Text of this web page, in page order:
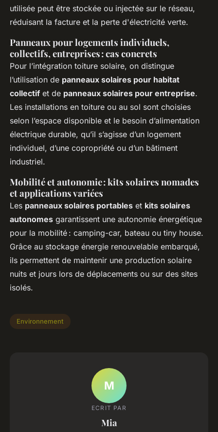
utilisée peut être stockée ou injectée sur le réseau,
réduisant la facture et la perte d'électricité verte.
Panneaux pour logements individuels,
collectifs, entreprises : cas concrets
Pour l’intégration toiture solaire, on distingue
l’utilisation de panneaux solaires pour habitat
collectif et de panneaux solaires pour entreprise.
Les installations en toiture ou au sol sont choisies
selon l’espace disponible et le besoin d’alimentation
électrique durable, qu’il s’agisse d’un logement
individuel, d’une copropriété ou d’un bâtiment
industriel.
Mobilité et autonomie : kits solaires nomades
et applications variées
Les panneaux solaires portables et kits solaires
autonomes garantissent une autonomie énergétique
pour la mobilité : camping-car, bateau ou tiny house.
Grâce au stockage énergie renouvelable embarqué,
ils permettent de maintenir une production solaire
nuits et jours lors de déplacements ou sur des sites
isolés.
Environnement
M
ECRIT PAR
Mia